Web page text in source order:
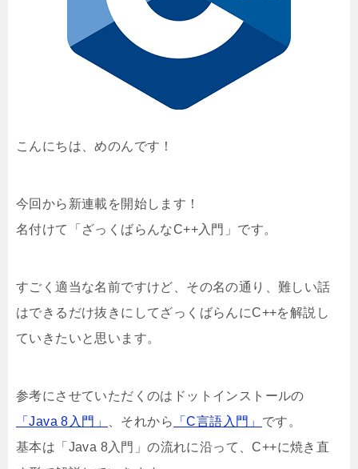
こんにちは、めのんです！
今回から新連載を開始します！
名付けて「ざっくばらんなC++入門」です。
すごく適当な名前ですけど、その名の通り、難しい話
はできるだけ抜きにしてざっくばらんにC++を解説し
ていきたいと思います。
参考にさせていただくのはドットインストールの
「Java 8入門」
、それから 「C言語入門」 です。
基本は「Java 8入門」の流れに沿って、C++に焼き直